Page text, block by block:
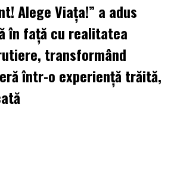
Alege Viața!” a adus
în față cu realitatea
transformând
într-o experiență trăită,